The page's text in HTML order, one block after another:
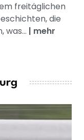
freitäglichen
die
was... | mehr